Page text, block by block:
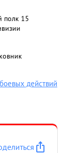
полк 15
действий